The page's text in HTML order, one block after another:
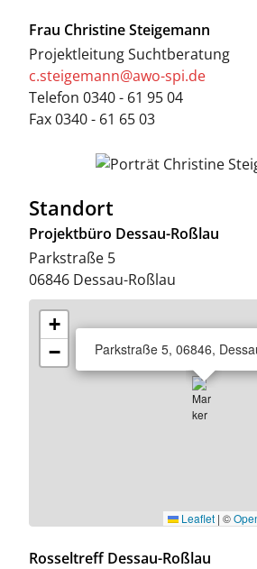
Frau Christine Steigemann
Projektleitung Suchtberatung
c.steigemann@awo-spi.de
Telefon 0340 - 61 95 04
Fax0340 - 61 65 03
Standort
Projektbüro Dessau-Roßlau
Parkstraße 5
06846 Dessau-Roßlau
Parkstraße 5, 06846,
+
−
Leaflet | ©
Rosseltreff Dessau-Roßlau